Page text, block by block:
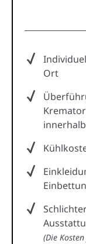
Ort
(Die